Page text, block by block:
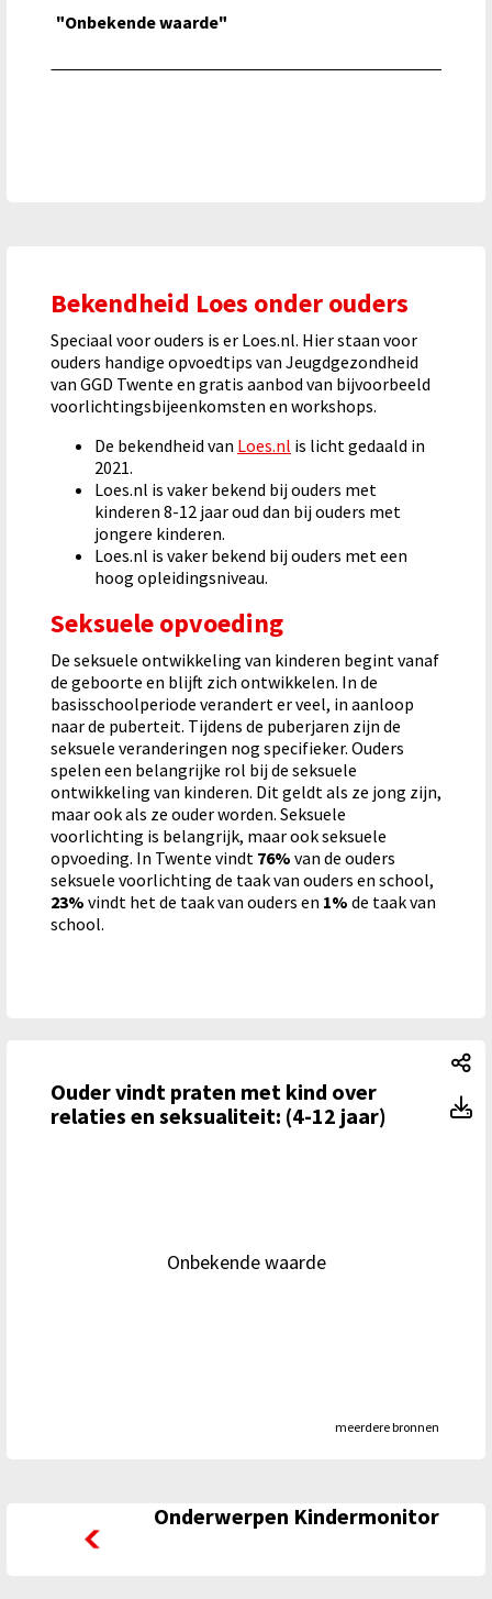
"Onbekende waarde"
Bekendheid Loes onder ouders
Speciaal voor ouders is er Loes.nl. Hier staan voor
ouders handige opvoedtips van Jeugdgezondheid
van GGD Twente en gratis aanbod van bijvoorbeeld
voorlichtingsbijeenkomsten en workshops.
De bekendheid van Loes.nl is licht gedaald in
2021.
Loes.nl is vaker bekend bij ouders met
kinderen 8-12 jaar oud dan bij ouders met
jongere kinderen.
Loes.nl is vaker bekend bij ouders met een
hoog opleidingsniveau.
Seksuele opvoeding
De seksuele ontwikkeling van kinderen begint vanaf
de geboorte en blijft zich ontwikkelen. In de
basisschoolperiode verandert er veel, in aanloop
naar de puberteit. Tijdens de puberjaren zijn de
seksuele veranderingen nog specifieker. Ouders
spelen een belangrijke rol bij de seksuele
ontwikkeling van kinderen. Dit geldt als ze jong zijn,
maar ook als ze ouder worden. Seksuele
voorlichting is belangrijk, maar ook seksuele
opvoeding. In Twente vindt 76% van de ouders
seksuele voorlichting de taak van ouders en school,
23% vindt het de taak van ouders en 1% de taak van
school.
Ouder vindt praten met kind over
relaties en seksualiteit: (4-12 jaar)
Onbekende waarde
meerdere bronnen
Onderwerpen Kindermonitor
Onderwerpen Kindermonitor